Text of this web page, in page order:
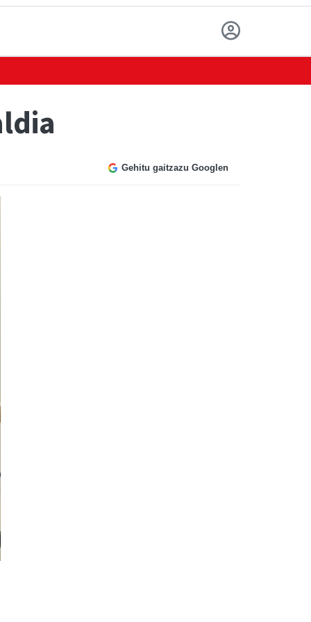
Gehitu gaitzazu Googlen